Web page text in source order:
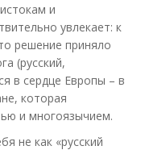
и
увлекает: к
решение приняло
(русский,
в сердце Европы – в
которая
и многоязычием.
не как «русский